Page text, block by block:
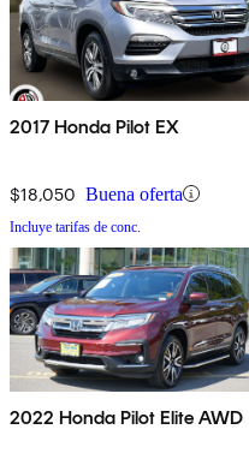
2017 Honda Pilot EX
$18,050 Buena oferta
Incluye tarifas de conc.
2022 Honda Pilot Elite AWD